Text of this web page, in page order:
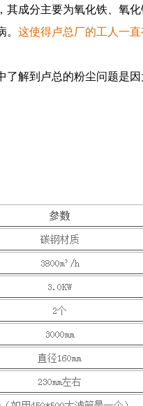
，其成分主要为氧化铁、氧
这使得卢总厂的工人一
解到卢总的粉尘问题是